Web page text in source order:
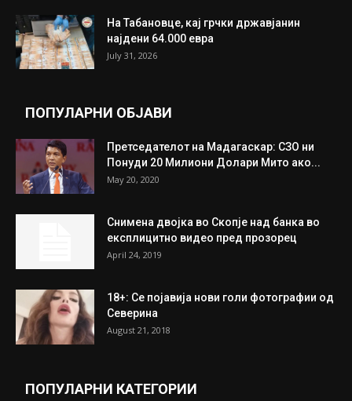
На Табановце, кај грчки државјанин
најдени 64.000 евра
July 31, 2026
ПОПУЛАРНИ ОБЈАВИ
Претседателот на Мадагаскар: СЗО ни
Понуди 20 Милиони Долари Мито ако...
May 20, 2020
Снимена двојка во Скопје над банка во
експлицитно видео пред прозорец
April 24, 2019
18+: Се појавија нови голи фотографии од
Северина
August 21, 2018
ПОПУЛАРНИ КАТЕГОРИИ